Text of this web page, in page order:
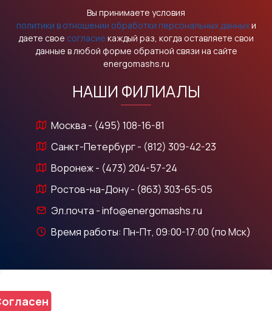
Вы принимаете условия
политики в отношении обработки персональных данныхи
даете свое согласие каждый раз, когда оставляете свои
данные в любой форме обратной связи на сайте
energomashs.ru
НАШИ ФИЛИАЛЫ
Москва - (495) 108-16-81
Санкт-Петербург - (812) 309-42-23
Воронеж - (473) 204-57-24
Ростов-на-Дону - (863) 303-65-05
Эл.почта - info@energomashs.ru
Время работы: Пн-Пт, 09:00-17:00 (по Мск)